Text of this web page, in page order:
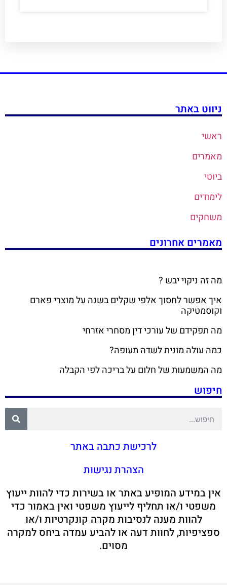
ניווט באתר
ראשי
מאמרים
ביוטי
לימודים
משחקים
מאמרים אחרונים
מה זה ניקוי יבש ?
איך אפשר לחסוך אלפי שקלים בשנה על מוצרי פארם
וקוסמטיקה
מה תפקידם של עורכי דין מסחרי אזרחי
כמה עולה מונית לשדה תעופה?
מה המשמעות של חלום על בריכה לפי הקבלה
חיפוש
לרכישת כתבה באתר
הצהרת נגישות
אין במידע המופיע באתר או בשירות כדי להוות ייעוץ
משפטי ו/או תחליף לייעוץ משפטי ואין באמור כדי
להוות מענה לנסיבות מקרה קונקרטיות ו/או
ספציפיות, לחוות דעה או להביע עמדה ביחס למקרה
מסוים.